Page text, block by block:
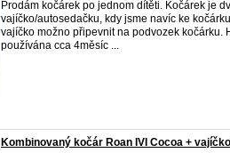
Prodám kočárek po jednom dítěti. Kočárek je
vajíčko/autosedačku, kdy jsme navíc ke
vajíčko možno připevnit na podvozek kočárku.
používána cca 4měsíc ...
Kombinovaný kočár Roan IVI Cocoa +